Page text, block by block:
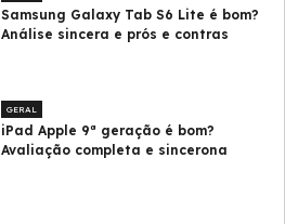
Samsung Galaxy Tab S6 Lite é bom?
Análise sincera e prós e contras
GERAL
iPad Apple 9ª geração é bom?
Avaliação completa e sincerona